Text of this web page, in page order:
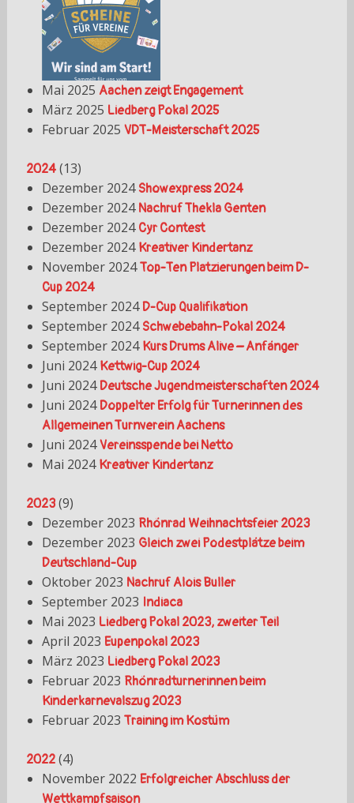
Mai 2025 Aachen zeigt Engagement
März 2025 Liedberg Pokal 2025
Februar 2025 VDT-Meisterschaft 2025
2024 (13)
Dezember 2024 Showexpress 2024
Dezember 2024 Nachruf Thekla Genten
Dezember 2024 Cyr Contest
Dezember 2024 Kreativer Kindertanz
November 2024Top-Ten Platzierungen beim D-
Cup 2024
September 2024D-Cup Qualifikation
September 2024 Schwebebahn-Pokal 2024
September 2024 Kurs Drums Alive – Anfänger
Juni 2024 Kettwig-Cup 2024
Juni 2024Deutsche Jugendmeisterschaften 2024
Juni 2024Doppelter Erfolg für Turnerinnen des
Allgemeinen Turnverein Aachens
Juni 2024Vereinsspende bei Netto
Mai 2024 Kreativer Kindertanz
2023 (9)
Dezember 2023 Rhönrad Weihnachtsfeier 2023
Dezember 2023 Gleich zwei Podestplätze beim
Deutschland-Cup
Oktober 2023 Nachruf Alois Buller
September 2023 Indiaca
Mai 2023 Liedberg Pokal 2023, zweiter Teil
April 2023 Eupenpokal 2023
März 2023 Liedberg Pokal 2023
Februar 2023 Rhönradturnerinnen beim
Kinderkarnevalszug 2023
Februar 2023 Training im Kostüm
2022 (4)
November 2022 Erfolgreicher Abschluss der
Wettkampfsaison